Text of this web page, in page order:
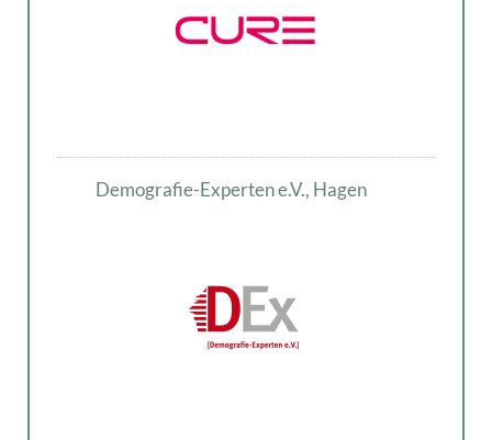
Demografie-Experten e.V., Hagen